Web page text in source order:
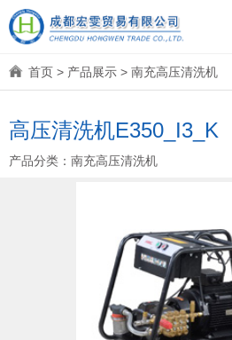
首页 > 产品展示 > 南充高压清洗机
高压清洗机E350_I3_K
产品分类： 南充高压清洗机